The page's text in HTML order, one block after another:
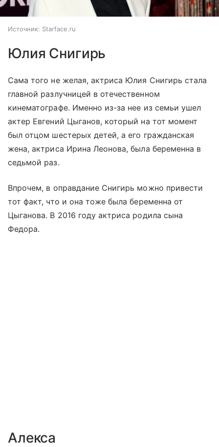
Источник: Starface.ru
Юлия Снигирь
Сама того не желая, актриса Юлия Снигирь стала
главной разлучницей в отечественном
кинематографе. Именно из-за нее из семьи ушел
актер Евгений Цыганов, который на тот момент
был отцом шестерых детей, а его гражданская
жена, актриса Ирина Леонова, была беременна в
седьмой раз.
Впрочем, в оправдание Снигирь можно привести
тот факт, что и она тоже была беременна от
Цыганова. В 2016 году актриса родила сына
Федора.
Алекса